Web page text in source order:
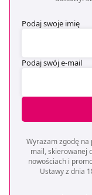
Podaj swoje imię
Podaj swój e-mail
Wyrażam zgodę na
mail, skierowanej
nowościach i
Ustawy z dnia